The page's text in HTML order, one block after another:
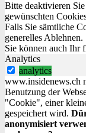
Bitte deaktivieren
gewünschten
Falls Sie sämtliche
generelles Ablehnen.
Sie können auch Ihr
Analytics
analytics
www.insidenews.ch
Benutzung der
"Cookie", einer
gespeichert wird.
anonymisiert